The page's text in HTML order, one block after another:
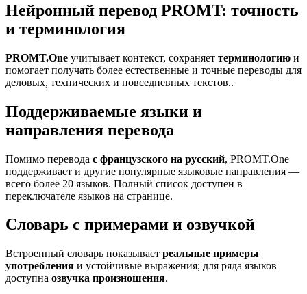
Нейронный перевод PROMT: точность
и терминология
PROMT.One учитывает контекст, сохраняет терминологию и
помогает получать более естественные и точные переводы для
деловых, технических и повседневных текстов..
Поддерживаемые языки и
направления перевода
Помимо перевода с французского на русский, PROMT.One
поддерживает и другие популярные языковые направления —
всего более 20 языков. Полный список доступен в
переключателе языков на странице.
Словарь с примерами и озвучкой
Встроенный словарь показывает реальные примеры
употребления и устойчивые выражения; для ряда языков
доступна озвучка произношения.